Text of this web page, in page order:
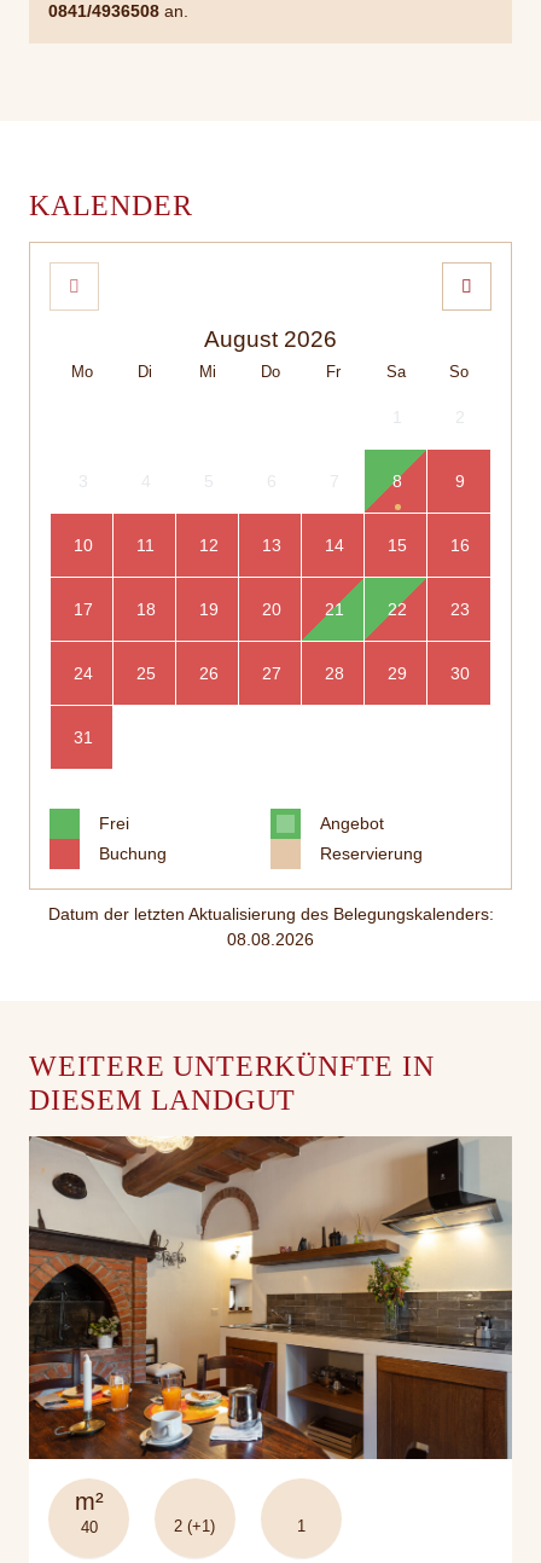
0841/4936508 an.
KALENDER
August 2026
Mo Di Mi Do Fr Sa So
2
3 4 5 6 7 8 9
10 11 12 13 14 15 16
17 18 19 20 21 22 23
24 25 26 27 28 29 30
31
Frei
Angebot
Buchung
Reservierung
Datum der letzten Aktualisierung des Belegungskalenders:
08.08.2026
WEITERE UNTERKÜNFTE IN
DIESEM LANDGUT
m²
40 2 (+1) 1